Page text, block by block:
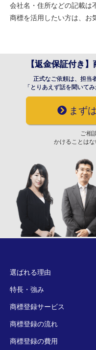
会社名・住所などの記載は
商標を活用したい方は、お
【返金保証付き
正式なご依頼は、担当
「とりあえず話を聞いて
まず
ご相
かけることはな
選ばれる理由
特長・強み
商標登録サービス
商標登録の流れ
商標登録の費用